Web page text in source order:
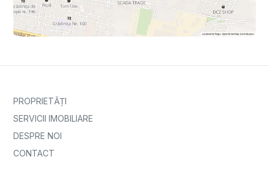
PROPRIETĂȚI
SERVICII IMOBILIARE
DESPRE NOI
CONTACT